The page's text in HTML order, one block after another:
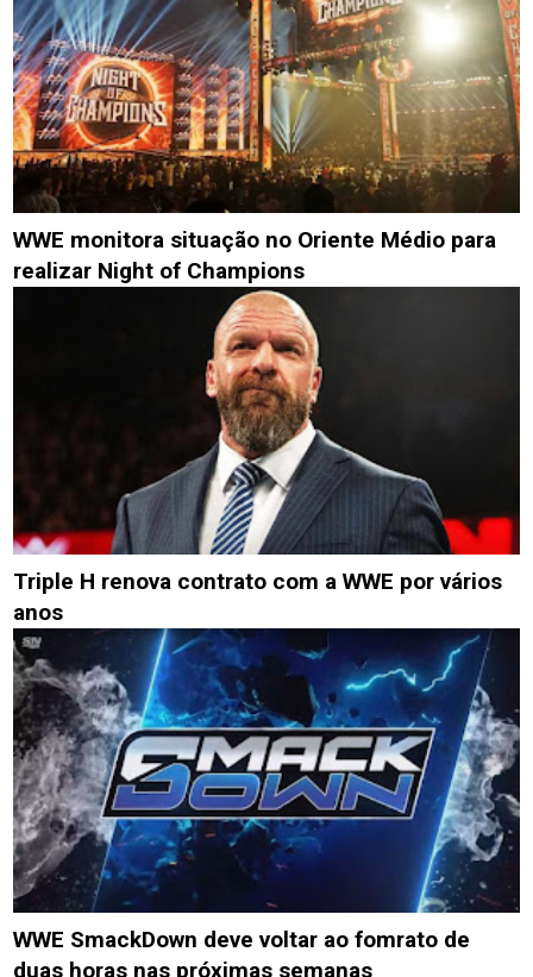
WWE monitora situação no Oriente Médio para
realizar Night of Champions
Triple H renova contrato com a WWE por vários
anos
WWE SmackDown deve voltar ao fomrato de
duas horas nas próximas semanas